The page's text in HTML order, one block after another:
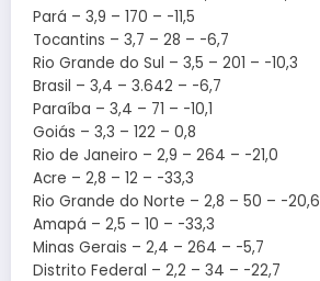
Pará – 3,9 – 170 – -11,5
Tocantins – 3,7 – 28 – -6,7
Rio Grande do Sul – 3,5 – 201 – -10,3
Brasil – 3,4 – 3.642 – -6,7
Paraíba – 3,4 – 71 – -10,1
Goiás – 3,3 – 122 – 0,8
Rio de Janeiro – 2,9 – 264 – -21,0
Acre – 2,8 – 12 – -33,3
Rio Grande do Norte – 2,8 – 50 – -20,6
Amapá – 2,5 – 10 – -33,3
Minas Gerais – 2,4 – 264 – -5,7
Distrito Federal – 2,2 – 34 – -22,7